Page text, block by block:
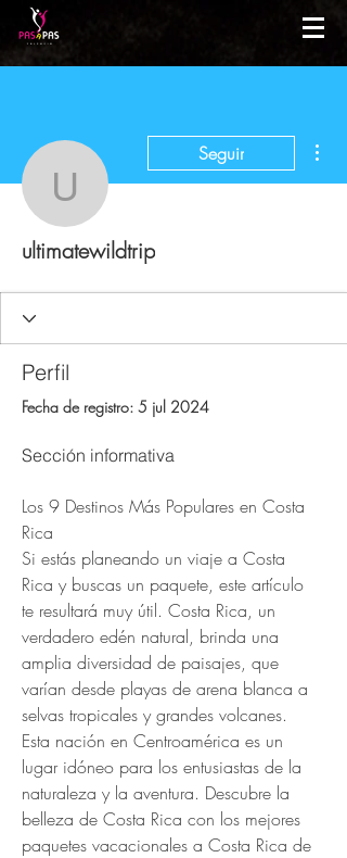
ultimatewildtrip
Seguir
ultimatewildtrip
Perfil
Fecha de registro: 5 jul 2024
Sección informativa
Los 9 Destinos Más Populares en Costa
Rica
Si estás planeando un viaje a Costa
Rica y buscas un paquete, este artículo
te resultará muy útil. Costa Rica, un
verdadero edén natural, brinda una
amplia diversidad de paisajes, que
varían desde playas de arena blanca a
selvas tropicales y grandes volcanes.
Esta nación en Centroamérica es un
lugar idóneo para los entusiastas de la
naturaleza y la aventura. Descubre la
belleza de Costa Rica con los mejores
paquetes vacacionales a Costa Rica de